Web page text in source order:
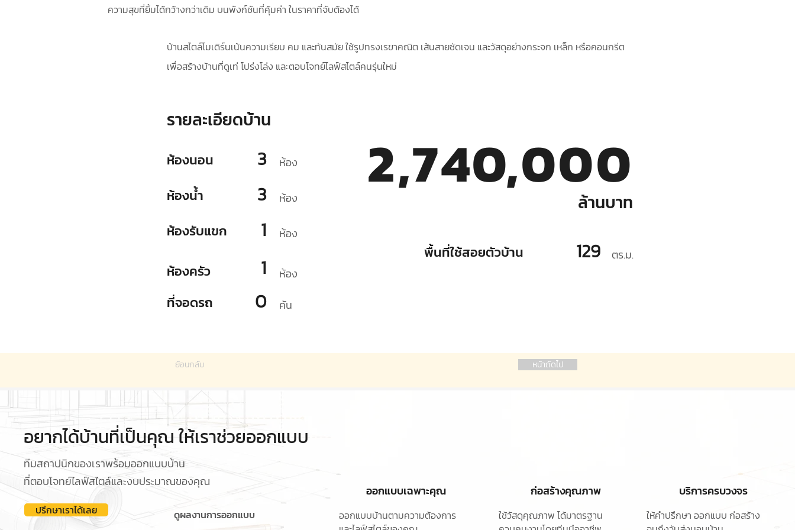
ความสุขที่ยิ้มได้กว้างกว่าเดิม บนพังก์ชันที่คุ้มค่า ในราคาที่จับต้องได้
บ้านสไตล์โมเดิร์นเน้นความเรียบ คม และทันสมัย ใช้รูปทรงเรขาคณิต เส้นสายชัดเจน และวัสดุอย่างกระจก เหล็ก หรือคอนกรีต
เพื่อสร้างบ้านที่ดูเท่ โปร่งโล่ง และตอบโจทย์ไลฟ์สไตล์คนรุ่นใหม่
รายละเอียดบ้าน
ห้องนอน 3 ห้อง
ห้องน้ำ 3 ห้อง
ห้องรับแขก 1 ห้อง
ห้องครัว 1 ห้อง
ที่จอดรถ 0 คัน
2,740,000
ล้านบาท
พื้นที่ใช้สอยตัวบ้าน 129 ตร.ม.
ย้อนกลับ หน้าถัดไป
อยากได้บ้านที่เป็นคุณ ให้เราช่วยออกแบบ
ทีมสถาปนิกของเราพร้อมออกแบบบ้าน
ที่ตอบโจทย์ไลฟ์สไตล์และงบประมาณของคุณ
ปรึกษาเราได้เลย ดูผลงานการออกแบบ
ออกแบบเฉพาะคุณ
ออกแบบบ้านตามความต้องการ
ก่อสร้างคุณภาพ
ใช้วัสดุคุณภาพ ได้มาตรฐาน
บริการครบวงจร
ให้คำปรึกษา ออกแบบ ก่อสร้าง